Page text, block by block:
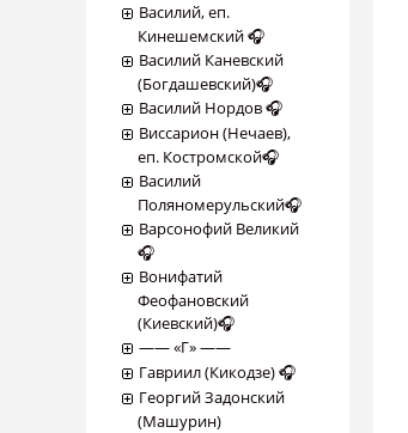
Василий, еп.
Кинешемский 🎧
Василий Каневский
(Богдашевский)🎧
Василий Нордов 🎧
Виссарион (Нечаев),
еп. Костромской🎧
Василий
Поляномерульский🎧
Варсонофий Великий
🎧
Вонифатий
Феофановский
(Киевский)🎧
―― «Г» ――
Гавриил (Кикодзе) 🎧
Георгий Задонский
(Машурин)